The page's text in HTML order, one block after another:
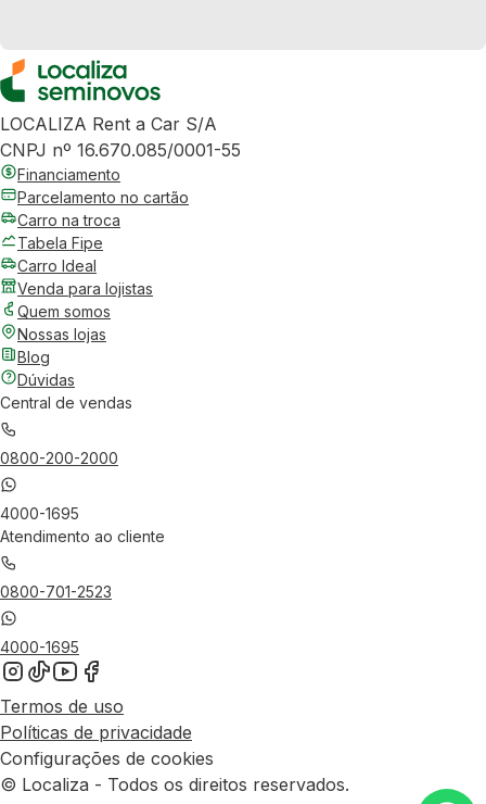
LOCALIZA Rent a Car S/A
CNPJ nº 16.670.085/0001-55
Financiamento
Parcelamento no cartão
Carro na troca
Tabela Fipe
Carro Ideal
Venda para lojistas
Quem somos
Nossas lojas
Blog
Dúvidas
Central de vendas
0800-200-2000
4000-1695
Atendimento ao cliente
0800-701-2523
4000-1695
Termos de uso
Políticas de privacidade
Configurações de cookies
© Localiza - Todos os direitos reservados.